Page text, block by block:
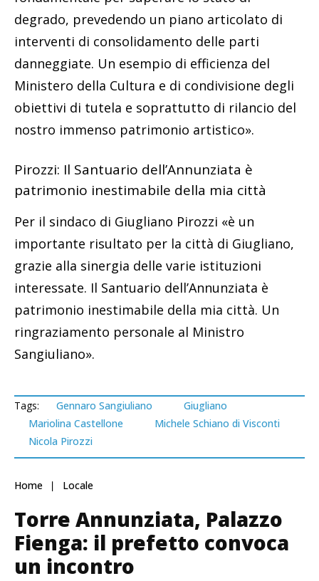
degrado, prevedendo un piano articolato di
interventi di consolidamento delle parti
danneggiate. Un esempio di efficienza del
Ministero della Cultura e di condivisione degli
obiettivi di tutela e soprattutto di rilancio del
nostro immenso patrimonio artistico».
Pirozzi: Il Santuario dell’Annunziata è
patrimonio inestimabile della mia città
Per il sindaco di Giugliano Pirozzi «è un
importante risultato per la città di Giugliano,
grazie alla sinergia delle varie istituzioni
interessate. Il Santuario dell’Annunziata è
patrimonio inestimabile della mia città. Un
ringraziamento personale al Ministro
Sangiuliano».
Tags: Gennaro Sangiuliano
Giugliano
Mariolina Castellone
Michele Schiano di Visconti
Nicola Pirozzi
Home Locale
Torre Annunziata, Palazzo
Fienga: il prefetto convoca
un incontro